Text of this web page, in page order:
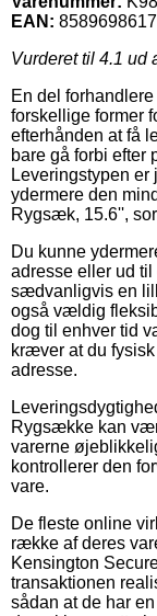
EAN:
Vurderet til 4.1 ud
En del
forskellige former
efterhånden at få
bare gå forbi efter
Leveringstypen
ydermere den
Rygsæk, 15.6'',
Du kunne
adresse eller ud
sædvanligvis en
også vældig
dog til enhver tid
kræver at du
adresse.
Rygsække kan
varerne
kontrollerer den
vare.
De fleste online
række af deres
Kensington
transaktionen
sådan at de har